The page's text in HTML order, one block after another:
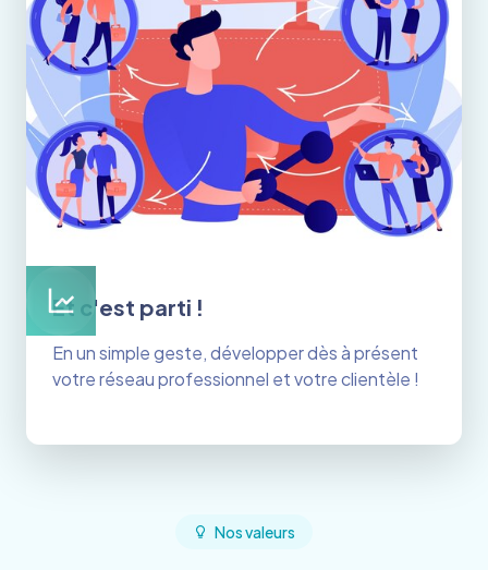
Et c'est parti !
En un simple geste, développer dès à présent
votre réseau professionnel et votre clientèle !
Nos valeurs